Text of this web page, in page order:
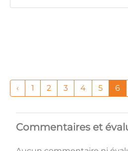
‹ 1 2 3 4 5 6
Commentaires et